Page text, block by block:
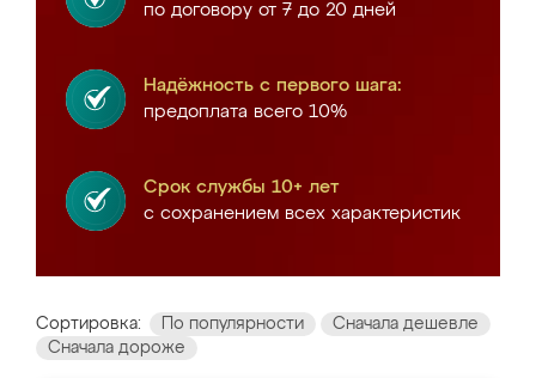
по договору от 7 до 20 дней
Надёжность с первого шага:
предоплата всего 10%
Срок службы 10+ лет
с сохранением всех характеристик
Сортировка: По популярности
Сначала дешевле
Сначала дороже